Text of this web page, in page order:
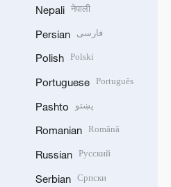
Nepali नेपाली
Persian فارسی
Polish Polski
Portuguese Português
Pashto پښتو
Romanian Română
Russian Русский
Serbian Српски